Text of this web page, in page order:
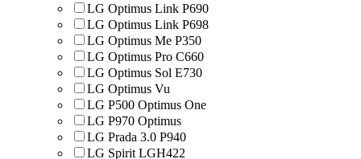
LG Optimus Link P690
LG Optimus Link P698
LG Optimus Me P350
LG Optimus Pro C660
LG Optimus Sol E730
LG Optimus Vu
LG P500 Optimus One
LG P970 Optimus
LG Prada 3.0 P940
LG Spirit LGH422